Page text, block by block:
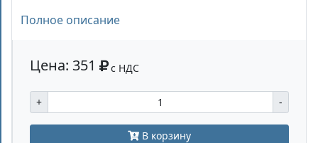
Полное описание
Цена: 351 с НДС
+ -
В корзину